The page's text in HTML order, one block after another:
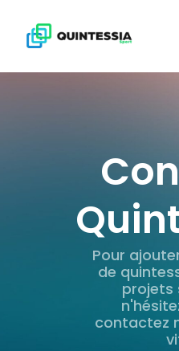
Pour
de
projets
contactez